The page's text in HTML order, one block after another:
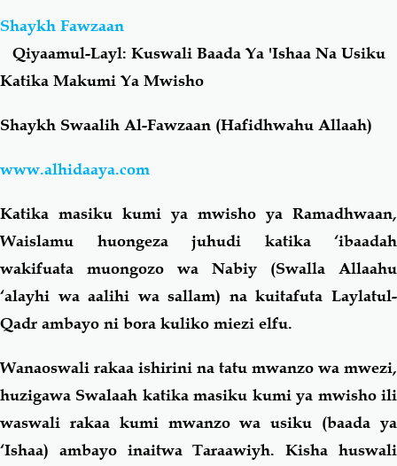
Shirki & Kufru
Salaf Wa Ummah
Fiqh-Ibaadah Duaa-Adhkaar
Akhlaaq-Aadaab Raqaaiq
Familia-Jamii Maswali-Majibu
Mapishi
Shaykh Fawzaan
Qiyaamul-Layl: Kuswali Baada Ya 'Ishaa Na Usiku
Katika Makumi Ya Mwisho
Shaykh Swaalih Al-Fawzaan (Hafidhwahu Allaah)
www.alhidaaya.com
Katika masiku kumi ya mwisho ya Ramadhwaan,
Waislamu huongeza juhudi katika ‘ibaadah
wakifuata muongozo wa Nabiy (Swalla Allaahu
‘alayhi wa aalihi wa sallam) na kuitafuta Laylatul-
Qadr ambayo ni bora kuliko miezi elfu.
Wanaoswali rakaa ishirini na tatu mwanzo wa mwezi,
huzigawa Swalaah katika masiku kumi ya mwisho ili
waswali rakaa kumi mwanzo wa usiku (baada ya
‘Ishaa) ambayo inaitwa Taraawiyh. Kisha huswali